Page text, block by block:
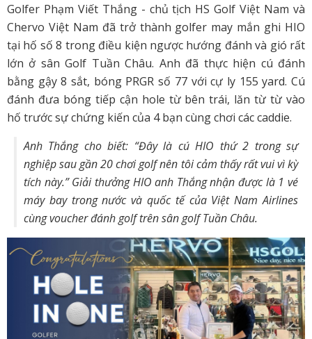
Golfer Phạm Viết Thắng - chủ tịch HS Golf Việt Nam và
Chervo Việt Nam đã trở thành golfer may mắn ghi HIO
tại hố số 8 trong điều kiện ngược hướng đánh và gió rất
lớn ở sân Golf Tuần Châu. Anh đã thực hiện cú đánh
bằng gậy 8 sắt, bóng PRGR số 77 với cự ly 155 yard. Cú
đánh đưa bóng tiếp cận hole từ bên trái, lăn từ từ vào
hố trước sự chứng kiến của 4 bạn cùng chơi các caddie.
Anh Thắng cho biết: “Đây là cú HIO thứ 2 trong sự
nghiệp sau gần 20 chơi golf nên tôi cảm thấy rất vui vì kỳ
tích này.” Giải thưởng HIO anh Thắng nhận được là 1 vé
máy bay trong nước và quốc tế của Việt Nam Airlines
cùng voucher đánh golf trên sân golf Tuần Châu.